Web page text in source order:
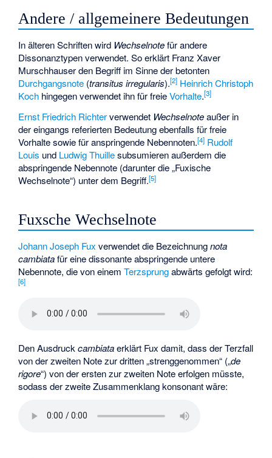
Andere / allgemeinere Bedeutungen
In älteren Schriften wird Wechselnotefür andere
Dissonanztypen verwendet. So erklärt Franz Xaver
Murschhauserden Begriff im Sinne der betonten
Durchgangsnote (transitus irregularis).[2] Heinrich Christoph
Koch hingegen verwendet ihn für freieVorhalte.[3]
Ernst Friedrich Richterverwendet Wechselnoteaußer in
der eingangs referierten Bedeutung ebenfalls für freie
Vorhalte sowie für anspringende Nebennoten.[4] Rudolf
Louis und Ludwig Thuillesubsumieren außerdem die
abspringende Nebennote (darunter die „Fuxische
Wechselnote“) unter dem Begriff.[5]
Fuxsche Wechselnote
Johann Joseph Fux verwendet die Bezeichnungnota
cambiatafür eine dissonante abspringende untere
Nebennote, die von einemTerzsprungabwärts gefolgt wird:
[6]
Den Ausdruckcambiataerklärt Fux damit, dass der Terzfall
von der zweiten Note zur dritten „strenggenommen“ („de
rigore“) von der ersten zur zweiten Note erfolgen müsste,
sodass der zweite Zusammenklang konsonant wäre: